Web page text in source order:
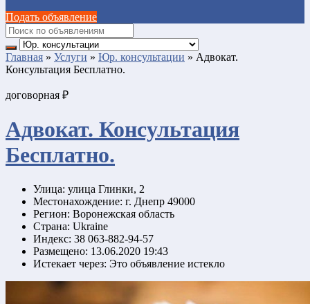
Подать объявление
Главная » Услуги » Юр. консультации » Адвокат.
Консультация Бесплатно.
договорная ₽
Адвокат. Консультация
Бесплатно.
Улица: улица Глинки, 2
Местонахождение: г. Днепр 49000
Регион: Воронежская область
Страна: Ukraine
Индекс: 38 063-882-94-57
Размещено: 13.06.2020 19:43
Истекает через: Это объявление истекло